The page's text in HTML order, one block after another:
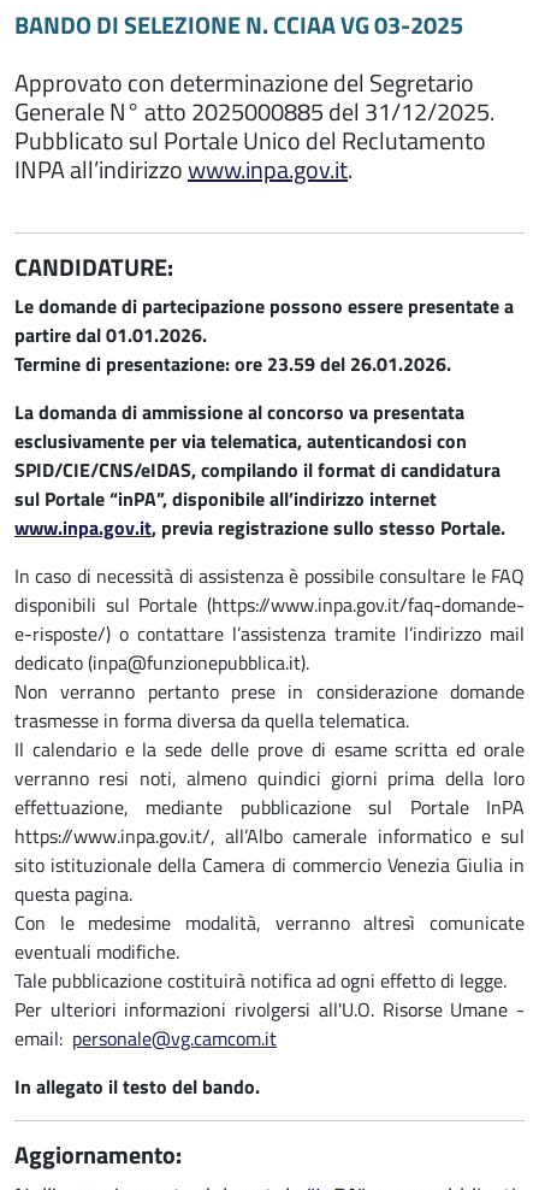
BANDO DI SELEZIONE N. CCIAA VG 03-2025
Approvato con determinazione del Segretario
Generale N° atto 2025000885 del 31/12/2025.
Pubblicato sul Portale Unico del Reclutamento
INPA all’indirizzowww.inpa.gov.it.
CANDIDATURE:
Le domande di partecipazione possono essere presentate a
partire dal 01.01.2026.
Termine di presentazione: ore 23.59 del 26.01.2026.
La domanda di ammissione al concorso va presentata
esclusivamente per via telematica, autenticandosi con
SPID/CIE/CNS/eIDAS, compilando il format di candidatura
sul Portale “inPA”, disponibile all’indirizzo internet
www.inpa.gov.it, previa registrazione sullo stesso Portale.
In caso di necessità di assistenza è possibile consultare le FAQ
disponibili sul Portale (https://www.inpa.gov.it/faq-domande-
e-risposte/) o contattare l’assistenza tramite l’indirizzo mail
dedicato (inpa@funzionepubblica.it).
Non verranno pertanto prese in considerazione domande
trasmesse in forma diversa da quella telematica.
Il calendario e la sede delle prove di esame scritta ed orale
verranno resi noti, almeno quindici giorni prima della loro
effettuazione, mediante pubblicazione sul Portale InPA
https://www.inpa.gov.it/, all’Albo camerale informatico e sul
sito istituzionale della Camera di commercio Venezia Giulia in
questa pagina.
Con le medesime modalità, verranno altresì comunicate
eventuali modifiche.
Tale pubblicazione costituirà notifica ad ogni effetto di legge.
Per ulteriori informazioni rivolgersi all'U.O. Risorse Umane -
email: personale@vg.camcom.it
In allegato il testo del bando.
Aggiornamento: